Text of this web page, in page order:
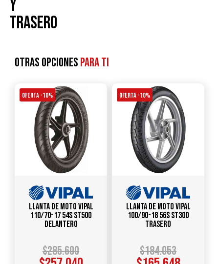
Y
TRASERO
Otras opcionespara ti
OFERTA -10%
Llanta de Moto Vipal
110/70-17 54S ST500
Delantero
$285.600
OFERTA -10%
Llanta de Moto Vipal
100/90-18 56S ST300
Trasero
$184.053